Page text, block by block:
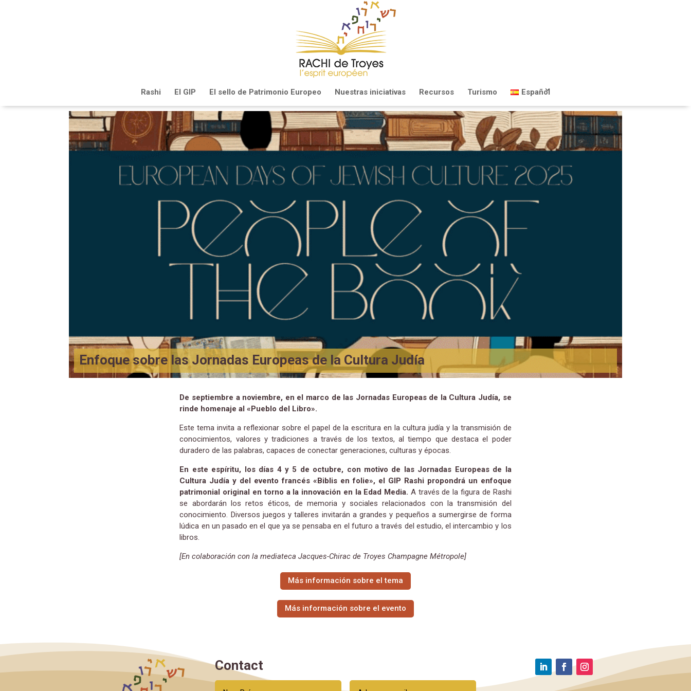
Rashi El GIP El sello de Patrimonio Europeo Nuestras iniciativas Recursos Turismo Español
Enfoque sobre las Jornadas Europeas de la Cultura Judía
De septiembre a noviembre, en el marco de las Jornadas Europeas de la Cultura Judía, se
rinde homenaje al «Pueblo del Libro».
Este tema invita a reflexionar sobre el papel de la escritura en la cultura judía y la transmisión de
conocimientos, valores y tradiciones a través de los textos, al tiempo que destaca el poder
duradero de las palabras, capaces de conectar generaciones, culturas y épocas.
En este espíritu, los días 4 y 5 de octubre, con motivo de las Jornadas Europeas de la
Cultura Judía y del evento francés «Biblis en folie», el GIP Rashi propondrá un enfoque
patrimonial original en torno a la innovación en la Edad Media. A través de la figura de Rashi
se abordarán los retos éticos, de memoria y sociales relacionados con la transmisión del
conocimiento. Diversos juegos y talleres invitarán a grandes y pequeños a sumergirse de forma
lúdica en un pasado en el que ya se pensaba en el futuro a través del estudio, el intercambio y los
libros.
[En colaboración con la mediateca Jacques-Chirac de Troyes Champagne Métropole]
Más información sobre el tema
Más información sobre el evento
Contact